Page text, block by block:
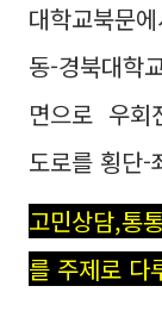
대학교북문
동-경북대학
면으로 우회
도로를 횡단-
고민상담,통
를 주제로 다